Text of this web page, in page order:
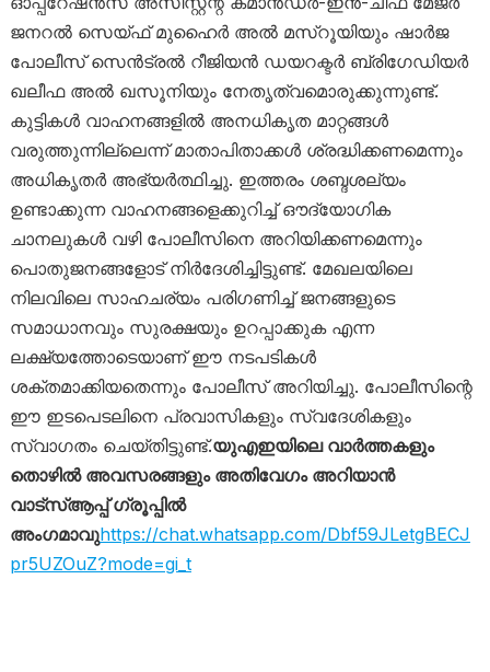
ജനറൽ സെയ്ഫ് മുഹൈർ അൽ മസ്‌റൂയിയും ഷാർജ
പോലീസ് സെൻട്രൽ റീജിയൻ ഡയറക്ടർ ബ്രിഗേഡിയർ
ഖലീഫ അൽ ഖസൂനിയും നേതൃത്വമൊരുക്കുന്നുണ്ട്.
കുട്ടികൾ വാഹനങ്ങളിൽ അനധികൃത മാറ്റങ്ങൾ
വരുത്തുന്നില്ലെന്ന് മാതാപിതാക്കൾ ശ്രദ്ധിക്കണമെന്നും
അധികൃതർ അഭ്യർത്ഥിച്ചു. ഇത്തരം ശബ്ദശല്യം
ഉണ്ടാക്കുന്ന വാഹനങ്ങളെക്കുറിച്ച് ഔദ്യോഗിക
ചാനലുകൾ വഴി പോലീസിനെ അറിയിക്കണമെന്നും
പൊതുജനങ്ങളോട് നിർദേശിച്ചിട്ടുണ്ട്. മേഖലയിലെ
നിലവിലെ സാഹചര്യം പരിഗണിച്ച് ജനങ്ങളുടെ
സമാധാനവും സുരക്ഷയും ഉറപ്പാക്കുക എന്ന
ലക്ഷ്യത്തോടെയാണ് ഈ നടപടികൾ
ശക്തമാക്കിയതെന്നും പോലീസ് അറിയിച്ചു. പോലീസിന്റെ
ഈ ഇടപെടലിനെ പ്രവാസികളും സ്വദേശികളും
സ്വാഗതം ചെയ്തിട്ടുണ്ട്.യുഎഇയിലെ വാർത്തകളും
തൊഴിൽ അവസരങ്ങളും അതിവേഗം അറിയാൻ
വാട്സ്ആപ്പ് ഗ്രൂപ്പിൽ
അംഗമാവുhttps://chat.whatsapp.com/Dbf59JLetgBECJ
pr5UZOuZ?mode=gi_t